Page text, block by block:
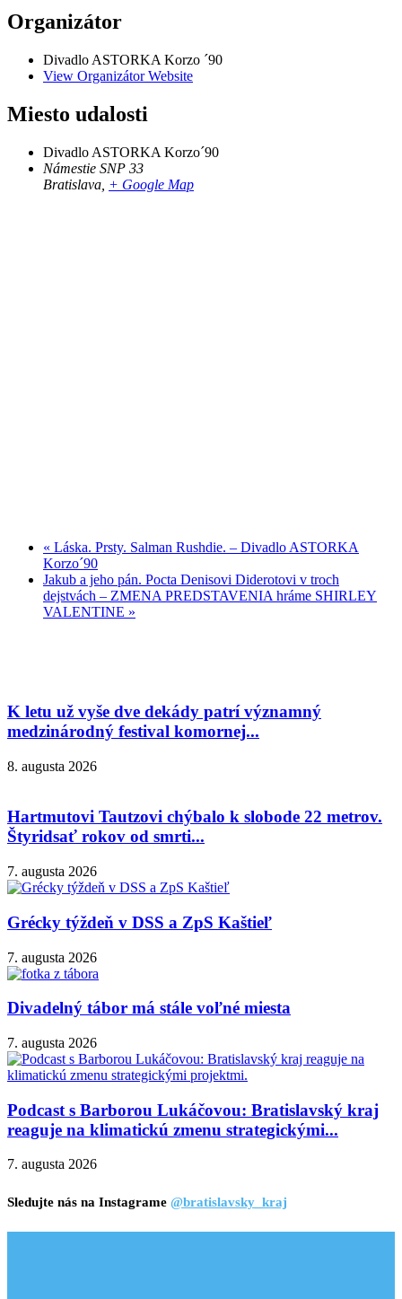
Organizátor
Divadlo ASTORKA Korzo ´90
View Organizátor Website
Miesto udalosti
Divadlo ASTORKA Korzo´90
Námestie SNP 33
Bratislava + Google Map
« Láska. Prsty. Salman Rushdie. – Divadlo ASTORKA
Korzo´90
Jakub a jeho pán. Pocta Denisovi Diderotovi v troch
dejstvách – ZMENA PREDSTAVENIA hráme SHIRLEY
VALENTINE »
K letu už vyše dve dekády patrí významný
medzinárodný festival komornej...
8. augusta 2026
Hartmutovi Tautzovi chýbalo k slobode 22 metrov.
Štyridsať rokov od smrti...
7. augusta 2026
Grécky týždeň v DSS a ZpS Kaštieľ
7. augusta 2026
Divadelný tábor má stále voľné miesta
7. augusta 2026
Podcast s Barborou Lukáčovou: Bratislavský kraj
reaguje na klimatickú zmenu strategickými...
7. augusta 2026
Sledujte nás na Instagrame @bratislavsky_kraj